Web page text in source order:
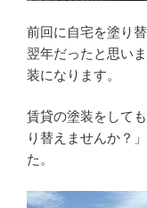
前回に自宅を塗り
翌年だったと思い
装になります。
賃貸の塗装をして
り替えませんか？
た。